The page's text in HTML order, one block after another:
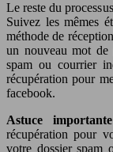
Le reste du
Suivez les mêmes
méthode de
un nouveau mot de
spam ou courrier
récupération pour
facebook.
Astuce
récupération pour
votre dossier spam